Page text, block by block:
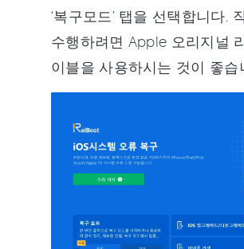
‘복구모드’ 탭을 선택합니다.
수행하려면 Apple 오리지널
이블을 사용하시는 것이 좋습